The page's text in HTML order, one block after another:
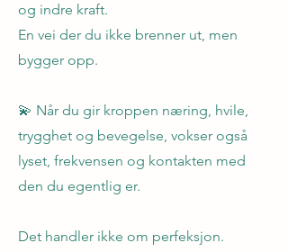
og indre kraft.
En vei der du ikke brenner ut, men
bygger opp.
💫 Når du gir kroppen næring, hvile,
trygghet og bevegelse, vokser også
lyset, frekvensen og kontakten med
den du egentlig er.
Det handler ikke om perfeksjon.